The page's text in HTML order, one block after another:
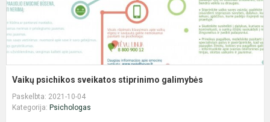
Vaikų psichikos sveikatos stiprinimo galimybės
Paskelbta: 2021-10-04
Kategorija: Psichologas